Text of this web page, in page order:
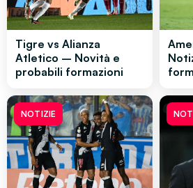
Tigre vs Alianza
Atletico – Novità e
probabili formazioni
NOTIZIE